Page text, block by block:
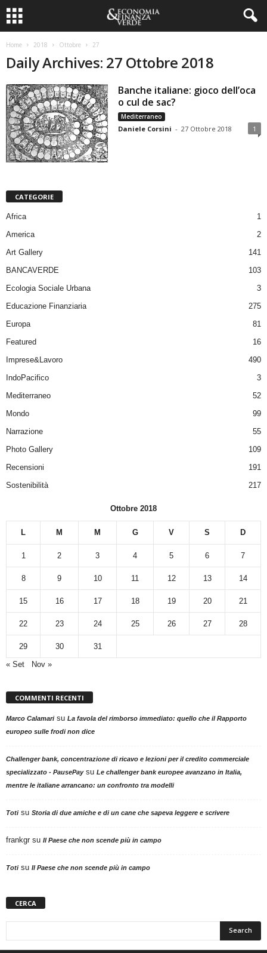
Home 2018 Ottobre 27
Daily Archives: 27 Ottobre 2018
Banche italiane: gioco dell’oca
o cul de sac?
Mediterraneo
Daniele Corsini - 27 Ottobre 2018 1
CATEGORIE
Africa
1
America
2
Art Gallery
141
BANCAVERDE
103
Ecologia Sociale Urbana
3
Educazione Finanziaria
275
Europa
81
Featured
16
Imprese&Lavoro
490
IndoPacifico
3
Mediterraneo
52
Mondo
99
Narrazione
55
Photo Gallery
109
Recensioni
191
Sostenibilità
217
Ottobre 2018
L M M G V S D
1 2 3 4 5 6 7
8 9 10 11 12 13 14
15 16 17 18 19 20 21
22 23 24 25 26 27 28
29 30
31
« Set
Nov »
COMMENTI RECENTI
Marco Calamarisu La favola del rimborso immediato: quello che il Rapporto
europeo sulle frodi non dice
Challenger bank, concentrazione di ricavo e lezioni per il credito commerciale
specializzato - PausePaysu Le challenger bank europee avanzano in Italia,
mentre le italiane arrancano: un confronto tra modelli
Totisu Storia di due amiche e di un cane che sapeva leggere e scrivere
frankgr su Il Paese che non scende più in campo
Totisu Il Paese che non scende più in campo
CERCA